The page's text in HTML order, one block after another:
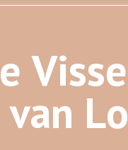
e Visse
van Lo